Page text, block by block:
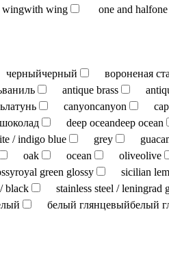
with wing one and half
черныйчерный вороненая
ваниль antique brass
латунь canyoncanyon
deep oceandeep ocean
/ indigo blue grey
oak ocean oliveolive
royal green glossy sicilian
black stainless steel / leningrad
белый глянцевыйбелый